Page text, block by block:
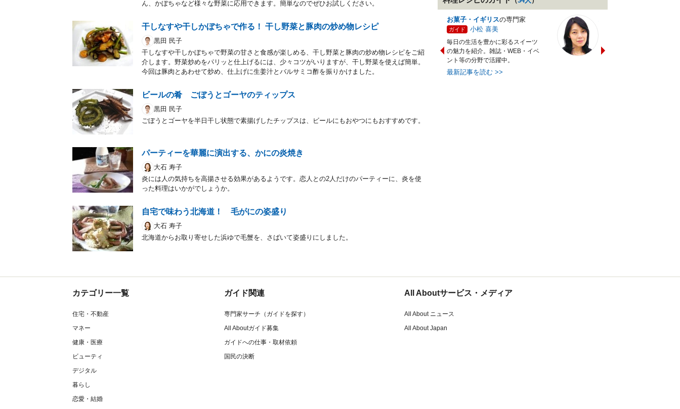
ん、かぼちゃなど様々な野菜に応用できます。簡単なのでぜひお試しください。
干しなすや干しかぼちゃで作る！ 干し野菜と豚肉の炒め物レシピ
黒田 民子
干しなすや干しかぼちゃで野菜の甘さと食感が楽しめる、干し野菜と豚肉の炒め物レシピをご紹
介します。野菜炒めをパリッと仕上げるには、少々コツがいりますが、干し野菜を使えば簡単。
今回は豚肉とあわせて炒め、仕上げに生姜汁とバルサミコ酢を振りかけました。
ビールの肴 ごぼうとゴーヤのティップス
黒田 民子
ごぼうとゴーヤを半日干し状態で素揚げしたチップスは、ビールにもおやつにもおすすめです。
パーティーを華麗に演出する、かにの炎焼き
大石 寿子
炎には人の気持ちを高揚させる効果があるようです。恋人との2人だけのパーティーに、炎を使
った料理はいかがでしょうか。
自宅で味わう北海道！ 毛がにの姿盛り
大石 寿子
北海道からお取り寄せした浜ゆで毛蟹を、さばいて姿盛りにしました。
お菓子・イギリスの専門家
ガイド 小松 喜美
毎日の生活を豊かに彩るスイーツ
の魅力を紹介。雑誌・WEB・イベ
ント等の分野で活躍中。
最新記事を読む >>
ターの資格を活かし老舗料亭
カテゴリー一覧
住宅・不動産
マネー
健康・医療
ビューティ
デジタル
暮らし
恋愛・結婚
ガイド関連
専門家サーチ（ガイドを探す）
All Aboutガイド募集
ガイドへの仕事・取材依頼
国民の決断
All Aboutサービス・メディア
All About ニュース
All About Japan